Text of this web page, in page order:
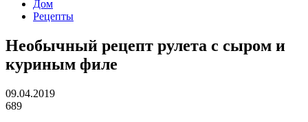
Дом
Рецепты
Необычный рецепт рулета с сыром и
куриным филе
09.04.2019
689